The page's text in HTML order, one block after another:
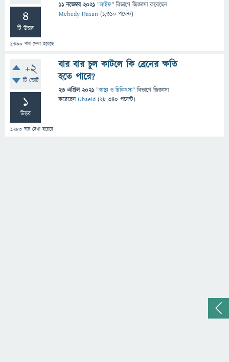
4
টি উত্তর
1,390 বার দেখা হয়েছে
11 নভেম্বর 2021 "লাইফ" বিভাগে জিজ্ঞাসাকরেছেন
Mehedy Hasan (1,310 পয়েন্ট)
+2
টি ভোট
1
উত্তর
1,283 বার দেখা হয়েছে
বার বার চুল কাটলে কি ব্রেনের ক্ষতি
হতে পারে?
23 এপ্রিল 2021 "স্বাস্থ্য ও চিকিৎসা" বিভাগে জিজ্ঞাসা
করেছেনUbaeid (28,340 পয়েন্ট)